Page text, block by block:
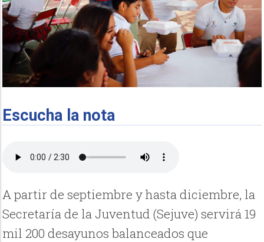
Escucha la nota
A partir de septiembre y hasta diciembre, la
Secretaría de la Juventud (Sejuve) servirá 19
mil 200 desayunos balanceados que